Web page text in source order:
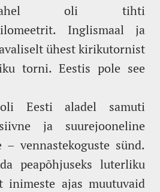
oli tihti
Inglismaal ja
ühest kirikutornist
torni. Eestis pole see
Eesti aladel samuti
ja suurejooneline
vennastekoguste sünd.
peapõhjuseks luterliku
inimeste ajas muutuvaid